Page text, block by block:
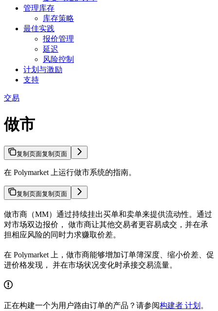
管理库存
库存策略
最佳实践
报价管理
延迟
风险控制
计划与激励
支持
交易
做市
复制页面复制页面
在 Polymarket 上运行做市系统的指南。
复制页面复制页面
做市商（MM）通过持续挂出买单和卖单来提供流动性。通过
对市场双边报价， 做市商让其他交易者更容易成交，并在承
担相应风险的同时力求赚取价差。
在 Polymarket 上，做市商能够增加订单簿深度、缩小价差、促
进价格发现， 并在市场状况变化时承接交易流量。
正在构建一个为用户路由订单的产品？请参阅构建者 计划 。